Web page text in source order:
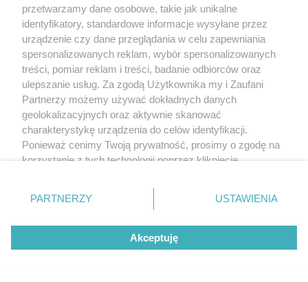
Gdy się rozpędzisz, możesz wydać
nawet 90 tys. Ogrodzenie domu na
lata - trwałe i ponadczasowe, ale
wcale nie najdroższe
przetwarzamy dane osobowe, takie jak unikalne
identyfikatory, standardowe informacje wysyłane przez
urządzenie czy dane przeglądania w celu zapewniania
spersonalizowanych reklam, wybór spersonalizowanych
treści, pomiar reklam i treści, badanie odbiorców oraz
ulepszanie usług. Za zgodą Użytkownika my i Zaufani
Partnerzy możemy używać dokładnych danych
geolokalizacyjnych oraz aktywnie skanować
charakterystykę urządzenia do celów identyfikacji.
Ponieważ cenimy Twoją prywatność, prosimy o zgodę na
korzystanie z tych technologii poprzez kliknięcie
zmienić/wycofać klikając przycisk ustawień prywatności
znajdujący się w lewym dolnym rogu strony
rodzaje przetwarzania danych nie wymagają zgody
użytkownika, ale masz prawo sprzeciwić się takiemu
przetwarzaniu. Preferencje będą miały zastosowanie tylko
PARTNERZY USTAWIENIA
Akceptuję